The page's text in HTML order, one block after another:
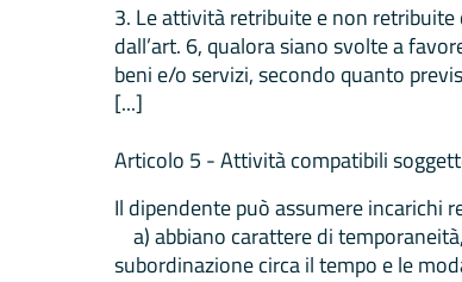
3. Le attività retribuite e non
dall’art. 6, qualora siano svolte a
beni e/o servizi, secondo quanto
[...]
Articolo 5 - Attività compatibili
Il dipendente può assumere
a) abbiano carattere di
subordinazione circa il tempo e le